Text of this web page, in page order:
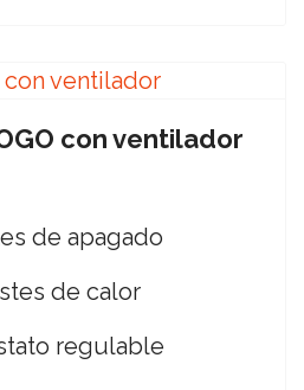
con ventilador
de apagado
de calor
regulable